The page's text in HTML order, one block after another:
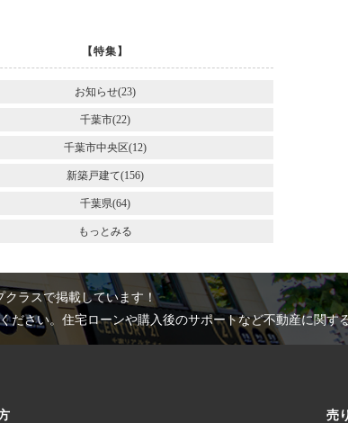
【特集】
お知らせ(23)
千葉市(22)
千葉市中央区(12)
新築戸建て(156)
千葉県(64)
もっとみる
ラスで掲載しています！
さい。住宅ローンや購入後のサポートなど不動産に関す
売